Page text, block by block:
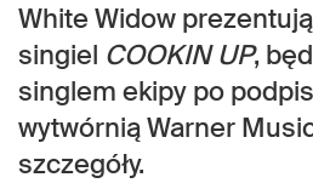
White Widow
singiel COOKIN UP,
singlem ekipy po
wytwórnią Warner
szczegóły.